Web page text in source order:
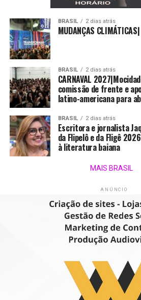
BRASIL 2 dias atrás
MUDANÇAS CLIMÁTICAS|
BRASIL 2 dias atrás
CARNAVAL
comissão de frente e
latino-americana para
BRASIL 2 dias atrás
Escritora e jornalista
da Flipelô e da Fligê
à literatura baiana
MAIS BRASIL
ANÚNCIO